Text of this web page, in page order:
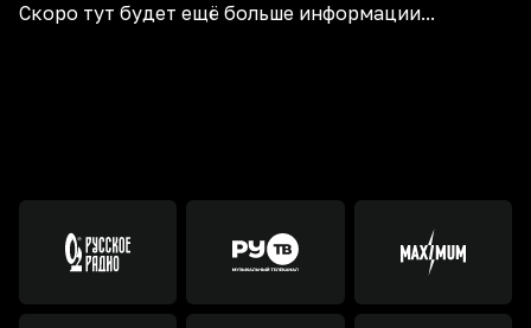
Скоро тут будет ещё больше информации...